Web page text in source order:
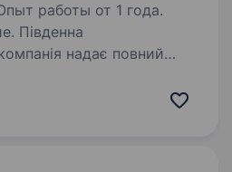
работы от 1 года.
надає повний
інтернет,